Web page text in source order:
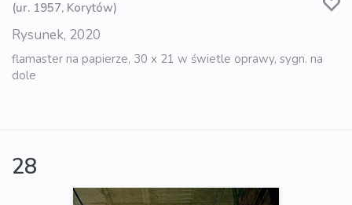
(ur. 1957, Korytów)
Rysunek, 2020
flamaster na papierze, 30 x 21 w świetle oprawy, sygn. na
dole
28